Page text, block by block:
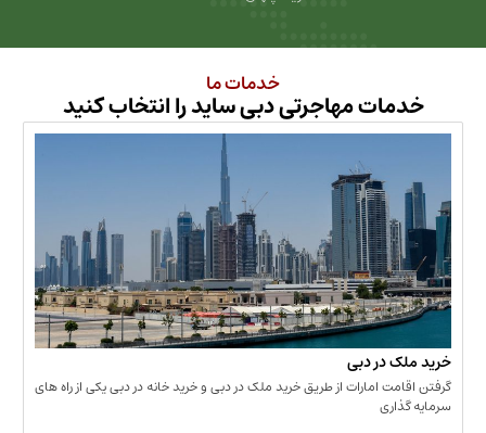
مهاجرتی دبی ساید را انتخاب کنید
در دبی
امارات از طریق خرید ملک در دبی و خرید خانه در دبی یکی از راه های